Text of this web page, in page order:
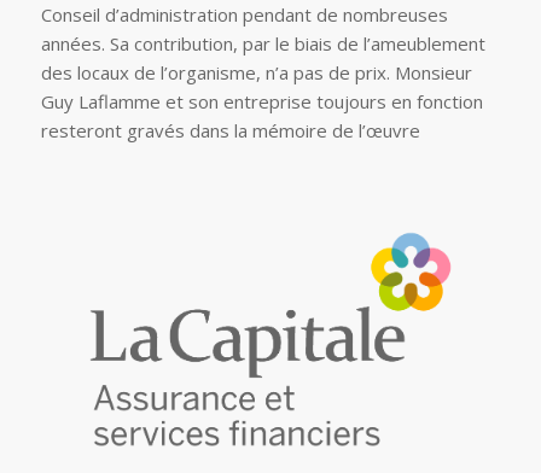
Conseil d’administration pendant de nombreuses
années. Sa contribution, par le biais de l’ameublement
des locaux de l’organisme, n’a pas de prix. Monsieur
Guy Laflamme et son entreprise toujours en fonction
resteront gravés dans la mémoire de l’œuvre